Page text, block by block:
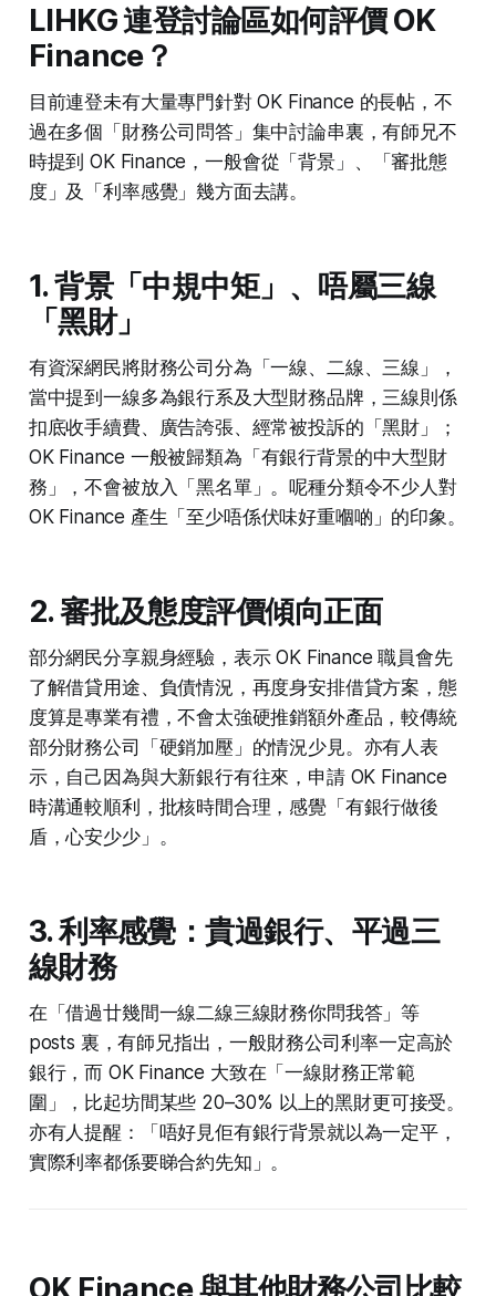
LIHKG 連登討論區如何評價 OK
Finance？
目前連登未有大量專門針對 OK Finance 的長帖，不
過在多個「財務公司問答」集中討論串裏，有師兄不
時提到 OK Finance，一般會從「背景」、「審批態
度」及「利率感覺」幾方面去講。
1. 背景「中規中矩」、唔屬三線
「黑財」
有資深網民將財務公司分為「一線、二線、三線」，
當中提到一線多為銀行系及大型財務品牌，三線則係
扣底收手續費、廣告誇張、經常被投訴的「黑財」；
OK Finance 一般被歸類為「有銀行背景的中大型財
務」，不會被放入「黑名單」。呢種分類令不少人對
OK Finance 產生「至少唔係伏味好重嗰啲」的印象。
2. 審批及態度評價傾向正面
部分網民分享親身經驗，表示 OK Finance 職員會先
了解借貸用途、負債情況，再度身安排借貸方案，態
度算是專業有禮，不會太強硬推銷額外產品，較傳統
部分財務公司「硬銷加壓」的情況少見。亦有人表
示，自己因為與大新銀行有往來，申請 OK Finance
時溝通較順利，批核時間合理，感覺「有銀行做後
盾，心安少少」。
3. 利率感覺：貴過銀行、平過三
線財務
在「借過廿幾間一線二線三線財務你問我答」等
posts 裏，有師兄指出，一般財務公司利率一定高於
銀行，而 OK Finance 大致在「一線財務正常範
圍」，比起坊間某些 20–30% 以上的黑財更可接受。
亦有人提醒：「唔好見佢有銀行背景就以為一定平，
實際利率都係要睇合約先知」。
OK Finance 與其他財務公司比較